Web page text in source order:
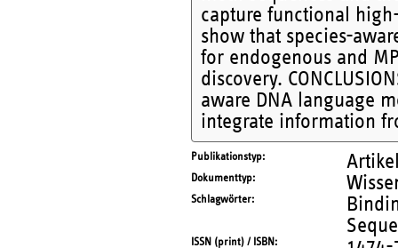
capture functional
show that species-
for endogenous and
discovery.
aware DNA language
integrate information
Publikationstyp
Dokumenttyp
Schlagwörter
ISSN (print) / ISBN